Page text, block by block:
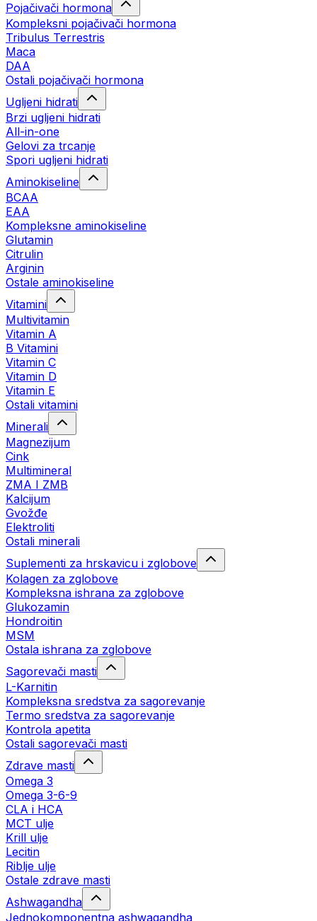
Pojačivači hormona
Kompleksni pojačivači hormona
Tribulus Terrestris
Maca
DAA
Ostali pojačivači hormona
Ugljeni hidrati
Brzi ugljeni hidrati
All-in-one
Gelovi za trcanje
Spori ugljeni hidrati
Aminokiseline
BCAA
ЕАА
Kompleksne aminokiseline
Glutamin
Citrulin
Arginin
Ostale aminokiseline
Vitamini
Multivitamin
Vitamin A
B Vitamini
Vitamin C
Vitamin D
Vitamin E
Ostali vitamini
Minerali
Magnezijum
Cink
Multimineral
ZMA I ZMB
Kalcijum
Gvožđe
Elektroliti
Ostali minerali
Suplementi za hrskavicu i zglobove
Kolagen za zglobove
Kompleksna ishrana za zglobove
Glukozamin
Hondroitin
MSM
Ostala ishrana za zglobove
Sagorevači masti
L-Karnitin
Kompleksna sredstva za sagorevanje
Termo sredstva za sagorevanje
Kontrola apetita
Ostali sagorevači masti
Zdrave masti
Omega 3
Omega 3-6-9
CLA i HCA
MCT ulje
Krill ulje
Lecitin
Riblje ulje
Ostale zdrave masti
Ashwagandha
Jednokomponentna ashwagandha